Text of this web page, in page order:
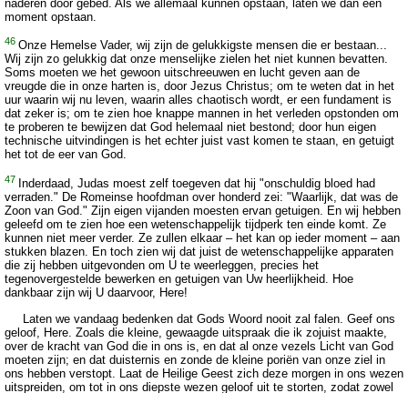
naderen door gebed. Als we allemaal kunnen opstaan, laten we dan een
moment opstaan.
46 Onze Hemelse Vader, wij zijn de gelukkigste mensen die er bestaan...
Wij zijn zo gelukkig dat onze menselijke zielen het niet kunnen bevatten.
Soms moeten we het gewoon uitschreeuwen en lucht geven aan de
vreugde die in onze harten is, door Jezus Christus; om te weten dat in het
uur waarin wij nu leven, waarin alles chaotisch wordt, er een fundament is
dat zeker is; om te zien hoe knappe mannen in het verleden opstonden om
te proberen te bewijzen dat God helemaal niet bestond; door hun eigen
technische uitvindingen is het echter juist vast komen te staan, en getuigt
het tot de eer van God.
47 Inderdaad, Judas moest zelf toegeven dat hij "onschuldig bloed had
verraden." De Romeinse hoofdman over honderd zei: "Waarlijk, dat was de
Zoon van God." Zijn eigen vijanden moesten ervan getuigen. En wij hebben
geleefd om te zien hoe een wetenschappelijk tijdperk ten einde komt. Ze
kunnen niet meer verder. Ze zullen elkaar – het kan op ieder moment – aan
stukken blazen. En toch zien wij dat juist de wetenschappelijke apparaten
die zij hebben uitgevonden om U te weerleggen, precies het
tegenovergestelde bewerken en getuigen van Uw heerlijkheid. Hoe
dankbaar zijn wij U daarvoor, Here!
Laten we vandaag bedenken dat Gods Woord nooit zal falen. Geef ons
geloof, Here. Zoals die kleine, gewaagde uitspraak die ik zojuist maakte,
over de kracht van God die in ons is, en dat al onze vezels Licht van God
moeten zijn; en dat duisternis en zonde de kleine poriën van onze ziel in
ons hebben verstopt. Laat de Heilige Geest zich deze morgen in ons wezen
uitspreiden, om tot in ons diepste wezen geloof uit te storten, zodat zowel